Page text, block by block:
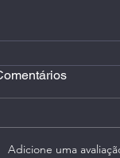
Adicione uma